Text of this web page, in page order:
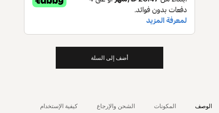
أضف إلى السلة
الوصف المكونات الشحن والإرجاع كيفية الإستخدام